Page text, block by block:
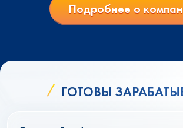
Подробнее о
ГОТОВЫ